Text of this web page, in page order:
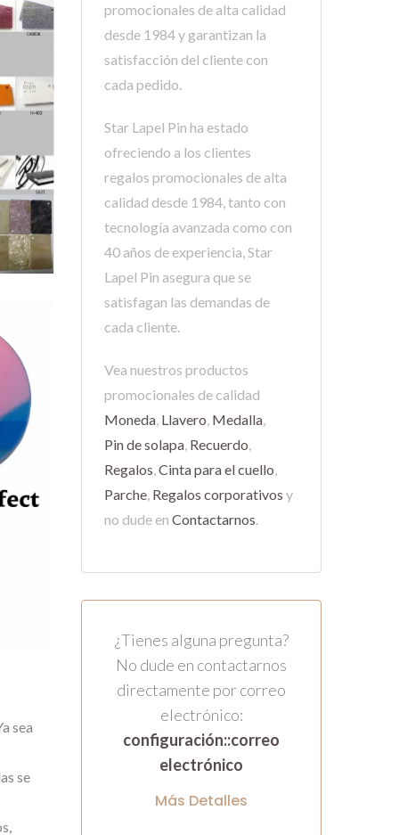
sea
se
promocionales de alta calidad
desde 1984 y garantizan la
satisfacción del cliente con
cada pedido.
Star Lapel Pin ha estado
ofreciendo a los clientes
regalos promocionales de alta
calidad desde 1984, tanto con
tecnología avanzada como con
40 años de experiencia, Star
Lapel Pin asegura que se
satisfagan las demandas de
cada cliente.
Vea nuestros productos
promocionales de calidad
Moneda, Llavero, Medalla,
Pin de solapa, Recuerdo,
Regalos,Cinta para el cuello,
Parche, Regalos corporativos y
no dude en Contactarnos.
¿Tienes alguna pregunta?
No dude en contactarnos
directamente por correo
electrónico:
configuración::correo
electrónico
Más Detalles